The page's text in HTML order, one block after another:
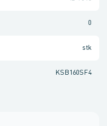
0
stk
KSB160SF4